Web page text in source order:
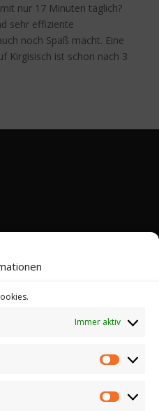
Immer aktiv
nur 17 Minuten täglich?
sehr effiziente
noch Spaß macht. Eine
Kirgisisch ist schon nach 3
Datenschutz
Website handelt es sich